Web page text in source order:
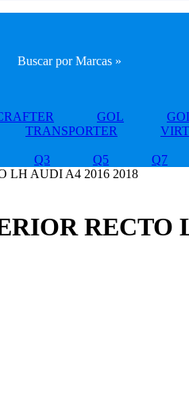
Buscar por Marcas »
GOL
TRANSPORTER
Q3 Q5 Q7
LH AUDI A4 2016 2018
RECTO